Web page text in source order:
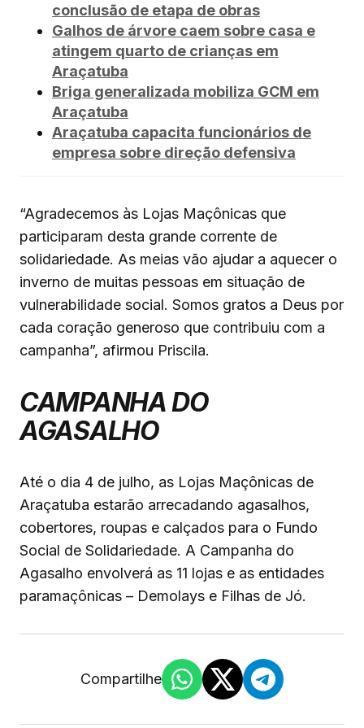
conclusão de etapa de obras
Galhos de árvore caem sobre casa e
atingem quarto de crianças em
Araçatuba
Briga generalizada mobiliza GCM em
Araçatuba
Araçatuba capacita funcionários de
empresa sobre direção defensiva
“Agradecemos às Lojas Maçônicas que
participaram desta grande corrente de
solidariedade. As meias vão ajudar a aquecer o
inverno de muitas pessoas em situação de
vulnerabilidade social. Somos gratos a Deus por
cada coração generoso que contribuiu com a
campanha”, afirmou Priscila.
CAMPANHA DO
AGASALHO
Até o dia 4 de julho, as Lojas Maçônicas de
Araçatuba estarão arrecadando agasalhos,
cobertores, roupas e calçados para o Fundo
Social de Solidariedade. A Campanha do
Agasalho envolverá as 11 lojas e as entidades
paramaçônicas – Demolays e Filhas de Jó.
Compartilhe